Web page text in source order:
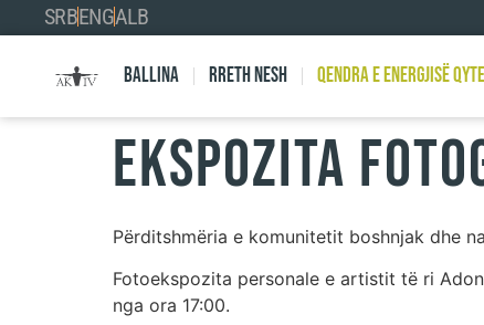
SRBENGALB
Ballina Rreth nesh Qendra e Energjisë
EKSPOZITA
Përditshmëria e komunitetit boshnjak dhe
Fotoekspozita personale e artistit të ri
nga ora 17:00.